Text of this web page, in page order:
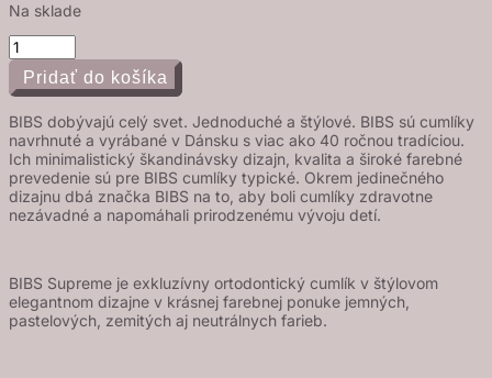
Na sklade
množstvo
BIBS
Supreme
symetrické
cumlíky
zo
silikónu
2ks
-
veľkosť
/
Baby
Pink
Pridať do košíka
BIBS dobývajú celý svet. Jednoduché a štýlové. BIBS sú cumlíky
navrhnuté a vyrábané v Dánsku s viac ako 40 ročnou tradíciou.
Ich minimalistický škandinávsky dizajn, kvalita a široké farebné
prevedenie sú pre BIBS cumlíky typické. Okrem jedinečného
dizajnu dbá značka BIBS na to, aby boli cumlíky zdravotne
nezávadné a napomáhali prirodzenému vývoju detí.
BIBS Supreme je exkluzívny ortodontický cumlík v štýlovom
elegantnom dizajne v krásnej farebnej ponuke jemných,
pastelových, zemitých aj neutrálnych farieb.